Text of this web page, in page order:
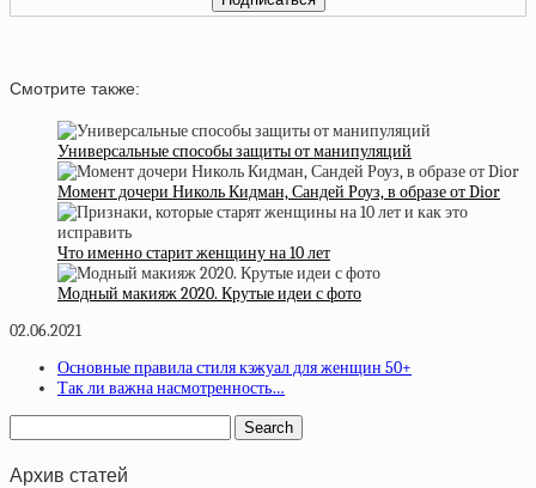
Смотрите также:
Универсальные способы защиты от манипуляций
Момент дочери Николь Кидман, Сандей Роуз, в образе от Dior
Что именно старит женщину на 10 лет
Модный макияж 2020. Крутые идеи с фото
02.06.2021
Основные правила стиля кэжуал для женщин 50+
Так ли важна насмотренность…
Архив статей